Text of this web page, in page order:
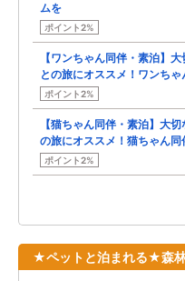
ムを
ポイント2%
【ワンちゃん同伴・素泊】
との旅にオススメ！ワンちゃ
ポイント2%
【猫ちゃん同伴・素泊】大
の旅にオススメ！猫ちゃん同
ポイント2%
★ペットと泊まれる★森